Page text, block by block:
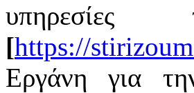
[https://
Εργάνη για